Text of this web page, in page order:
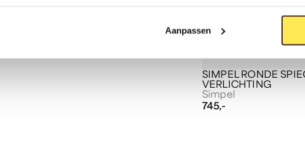
Aanpassen
SIMPEL RONDE
VERLICHTING
Simpel
745,-